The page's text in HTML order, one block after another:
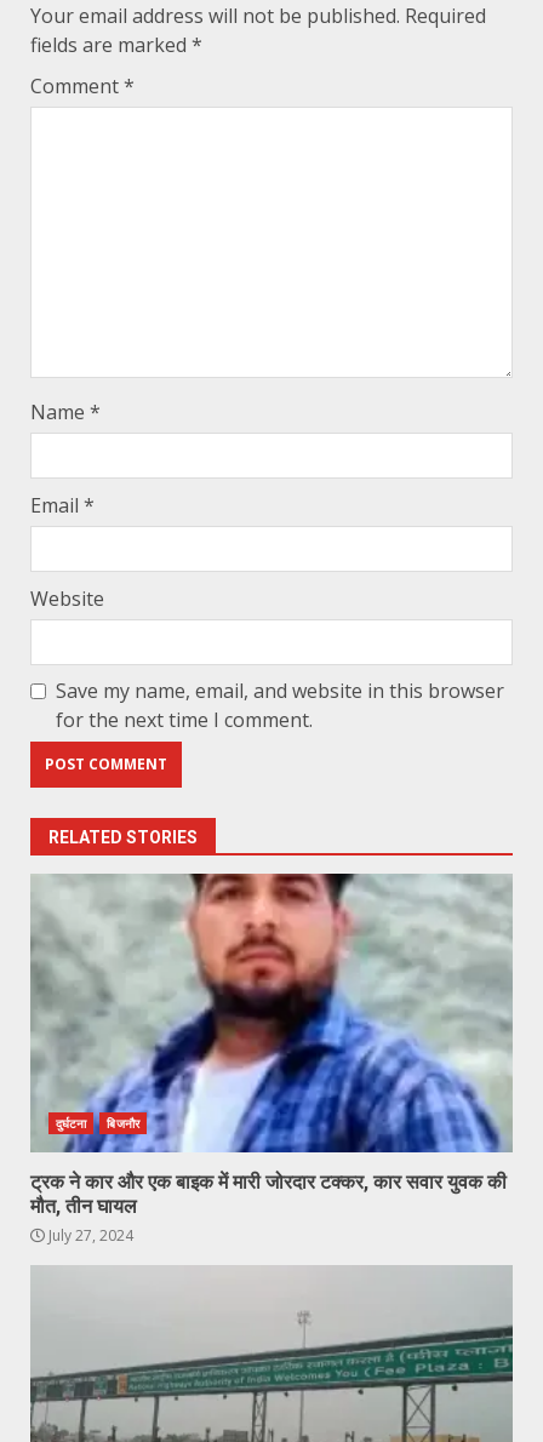
Your email address will not be published. Required
fields are marked *
Comment*
Name *
Email *
Website
Save my name, email, and website in this browser
for the next time I comment.
RELATED STORIES
दुर्घटना बिजनौर
ट्रक ने कार और एक बाइक में मारी जोरदार टक्कर, कार सवार युवक की
मौत, तीन घायल
July 27, 2024